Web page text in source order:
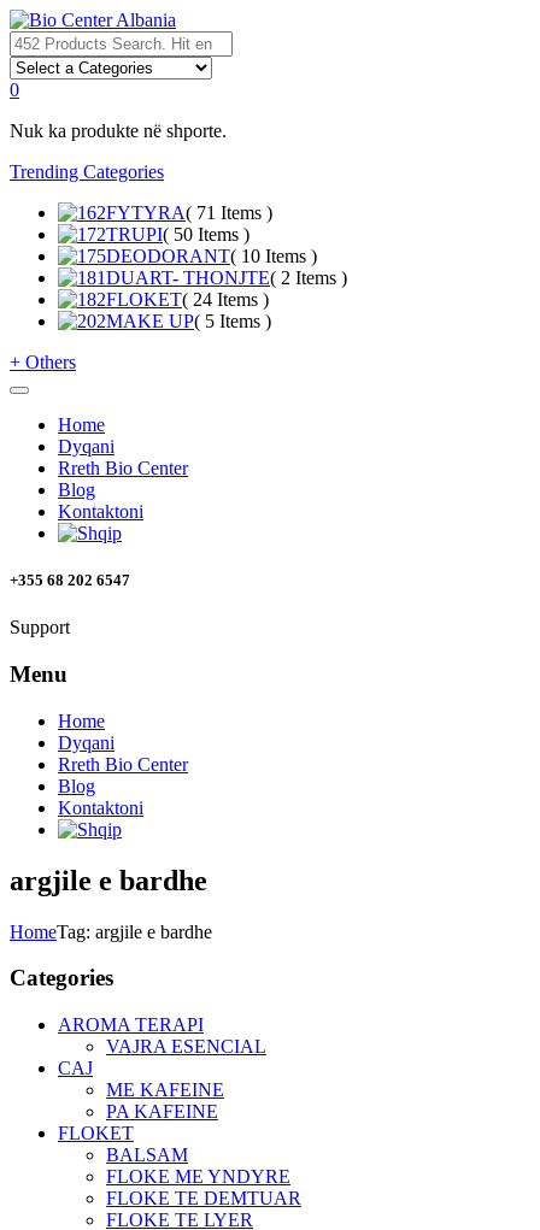
0
Nuk ka produkte në shporte.
Trending Categories
FYTYRA( 71 Items )
TRUPI( 50 Items )
DEODORANT( 10 Items )
DUART- THONJTE( 2 Items )
FLOKET( 24 Items )
MAKE UP( 5 Items )
+ Others
Home
Dyqani
Rreth Bio Center
Blog
Kontaktoni
+355 68 202 6547
Support
Menu
Home
Dyqani
Rreth Bio Center
Blog
Kontaktoni
argjile e bardhe
HomeTag: argjile e bardhe
Categories
AROMA TERAPI
VAJRA ESENCIAL
CAJ
ME KAFEINE
PA KAFEINE
FLOKET
BALSAM
FLOKE ME YNDYRE
FLOKE TE DEMTUAR
FLOKE TE LYER